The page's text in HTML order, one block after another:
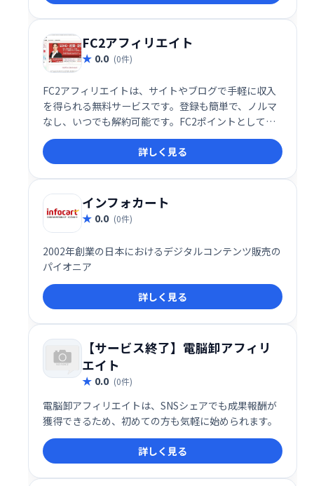
FC2アフィリエイト
0.0 (0件)
FC2アフィリエイトは、サイトやブログで手軽に収入
を得られる無料サービスです。登録も簡単で、ノルマ
なし、いつでも解約可能です。FC2ポイントとして利
用でき、高い還元率が魅力。アダルト広告の取り扱い
もあります。気軽に始められるアフィリエイトプログ
ラムをお探しの方に最適です。
詳しく見る
インフォカート
0.0 (0件)
2002年創業の日本におけるデジタルコンテンツ販売の
パイオニア
詳しく見る
【サービス終了】電脳卸アフィリ
エイト
0.0 (0件)
電脳卸アフィリエイトは、SNSシェアでも成果報酬が
獲得できるため、初めての方も気軽に始められます。
詳しく見る